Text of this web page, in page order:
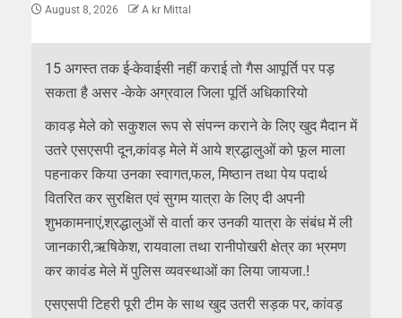
August 8, 2026 A kr Mittal
15 अगस्त तक ई-केवाईसी नहीं कराई तो गैस आपूर्ति पर पड़
सकता है असर -केके अग्रवाल जिला पूर्ति अधिकारियो
कावड़ मेले को सकुशल रूप से संपन्न कराने के लिए खुद मैदान में
उतरे एसएसपी दून,कांवड़ मेले में आये श्रद्धालुओं को फूल माला
पहनाकर किया उनका स्वागत,फल, मिष्ठान तथा पेय पदार्थ
वितरित कर सुरक्षित एवं सुगम यात्रा के लिए दी अपनी
शुभकामनाएं,श्रद्धालुओं से वार्ता कर उनकी यात्रा के संबंध में ली
जानकारी,ऋषिकेश, रायवाला तथा रानीपोखरी क्षेत्र का भ्रमण
कर कावंड मेले में पुलिस व्यवस्थाओं का लिया जायजा.!
एसएसपी टिहरी पूरी टीम के साथ खुद उतरी सड़क पर, कांवड़